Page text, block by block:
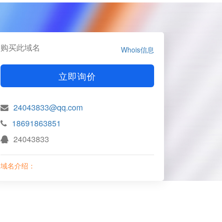
购买此域名 Whois信息
立即询价
24043833@qq.com
18691863851
24043833
域名介绍：